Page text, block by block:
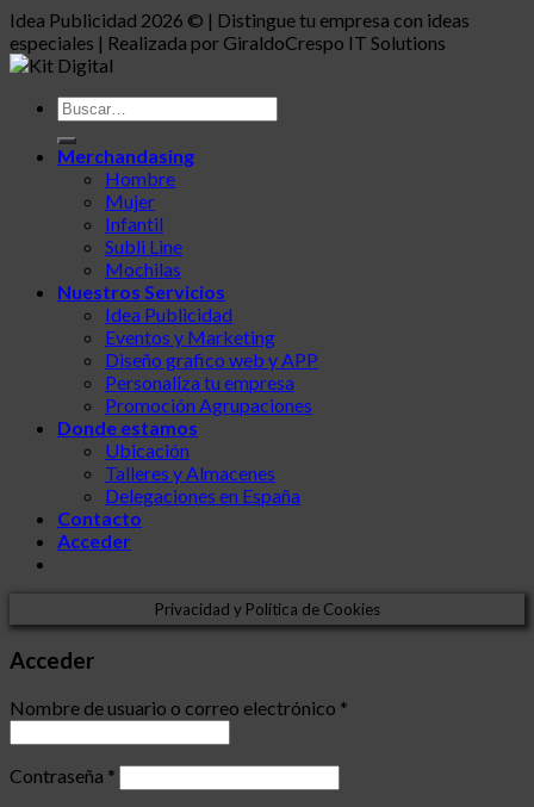
Idea Publicidad 2026 © | Distingue tu empresa con ideas
especiales | Realizada por GiraldoCrespo IT Solutions
Buscar
por:
Merchandasing
Hombre
Mujer
Infantil
Subli Line
Mochilas
Nuestros Servicios
Idea Publicidad
Eventos y Marketing
Diseño grafico web y APP
Personaliza tu empresa
Promoción Agrupaciones
Donde estamos
Ubicación
Talleres y Almacenes
Delegaciones en España
Contacto
Acceder
Privacidad y Política de Cookies
Acceder
Nombre de usuario o correo electrónico *
Contraseña *